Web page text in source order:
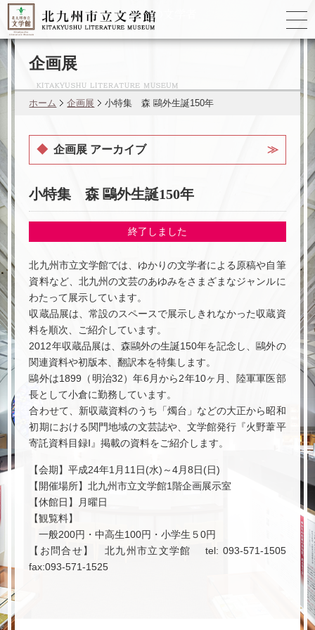
ゆかりの
企画展
ホーム 企画展 小特集 森 鷗外生誕150年
小特集 森 鷗外生誕150年
終了しました
北九州市立文学館では、ゆかりの文学者による原稿や自筆
資料など、北九州の文芸のあゆみをさまざまなジャンルに
わたって展示しています。
収蔵品展は、常設のスペースで展示しきれなかった収蔵資
料を順次、ご紹介しています。
2012年収蔵品展は、森鷗外の生誕150年を記念し、鷗外の
関連資料や初版本、翻訳本を特集します。
鷗外は1899（明治32）年6月から2年10ヶ月、陸軍軍医部
長として小倉に勤務しています。
合わせて、新収蔵資料のうち「燭台」などの大正から昭和
初期における関門地域の文芸誌や、文学館発行『火野葦平
寄託資料目録Ⅰ』掲載の資料をご紹介します。
【会期】平成24年1月11日(水)～4月8日(日)
【開催場所】北九州市立文学館1階企画展示室
【休館日】月曜日
【観覧料】
一般200円・中高生100円・小学生５0円
【お問合せ】 北九州市立文学館 tel: 093-571-1505
fax:093-571-1525
企画展 アーカイブ